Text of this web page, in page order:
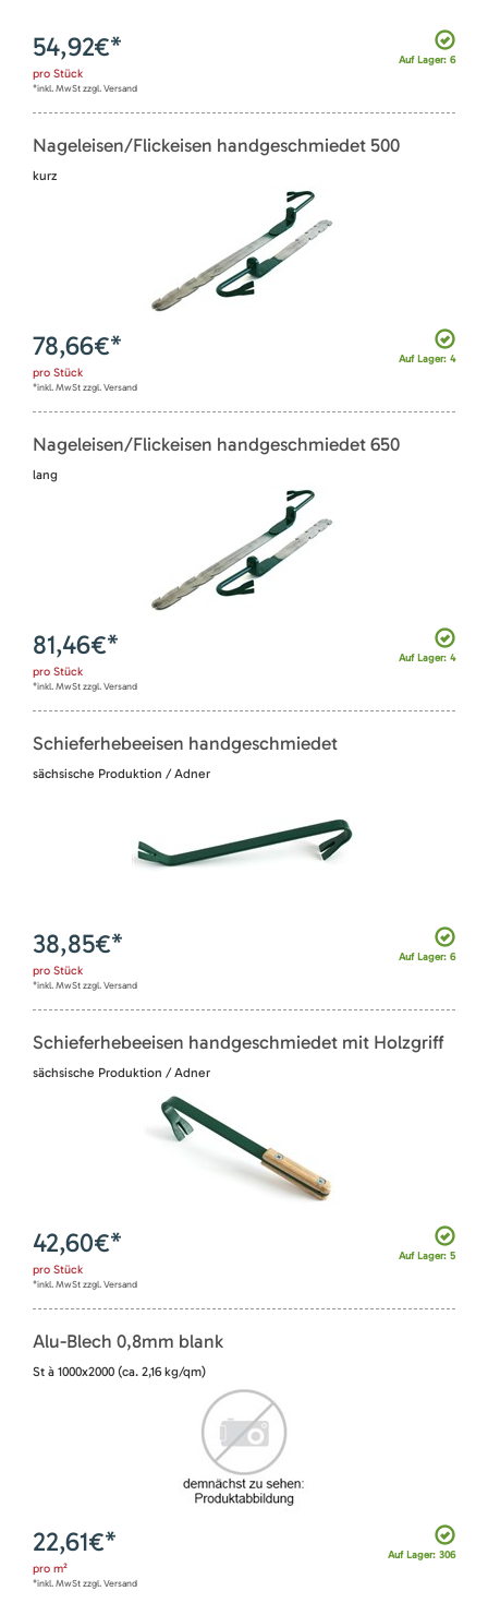
Auf Lager: 6
54,92€*
pro Stück
*inkl. MwSt zzgl. Versand
Nageleisen/Flickeisen handgeschmiedet 500
kurz
Auf Lager: 4
78,66€*
pro Stück
*inkl. MwSt zzgl. Versand
Nageleisen/Flickeisen handgeschmiedet 650
lang
Auf Lager: 4
81,46€*
pro Stück
*inkl. MwSt zzgl. Versand
Schieferhebeeisen handgeschmiedet
sächsische Produktion / Adner
Auf Lager: 6
38,85€*
pro Stück
*inkl. MwSt zzgl. Versand
Schieferhebeeisen handgeschmiedet mit Holzgriff
sächsische Produktion / Adner
Auf Lager: 5
42,60€*
pro Stück
*inkl. MwSt zzgl. Versand
Alu-Blech 0,8mm blank
St à 1000x2000 (ca. 2,16 kg/qm)
Auf Lager: 306
22,61€*
pro m²
*inkl. MwSt zzgl. Versand